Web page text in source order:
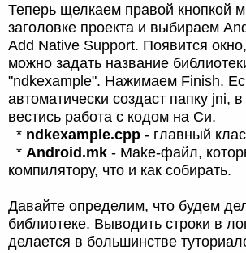
Теперь щелкаем правой кнопкой
заголовке проекта и выбираем
Add Native Support. Появится
можно задать название
"ndkexample". Нажимаем Finish.
автоматически создаст папку jni,
вестись работа с кодом на Си.
* ndkexample.cpp - главный
* Android.mk - Make-файл,
компилятору, что и как собирать.
Давайте определим, что будем
библиотеке. Выводить строки в
делается в большинстве